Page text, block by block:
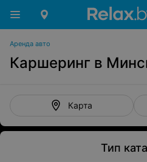
Аренда авто
Каршеринг в
Карта
Тип